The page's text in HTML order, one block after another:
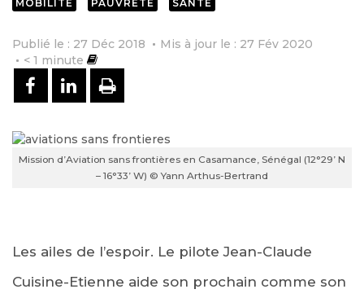
MOBILITÉ PAUVRETÉ SANTÉ
Publié le : 27 Déc 2018
Mis à jour le : 27 Fév 2020
< 1 minute
PARTAGER SUR FACEBOOK
PARTAGER SUR LINKEDIN
IMPRIMER
Mission d’Aviation sans frontières en Casamance, Sénégal (12°29’ N
– 16°33’ W) © Yann Arthus-Bertrand
Les ailes de l’espoir. Le pilote Jean-Claude
Cuisine-Etienne aide son prochain comme son